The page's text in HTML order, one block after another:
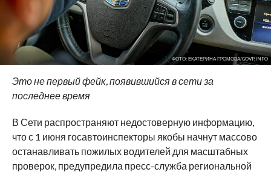
ФОТО: ЕКАТЕРИНА ГРОМОВА/GOVP.INFO
Это не первый фейк, появившийся в сети за
последнее время
В Сети распространяют недостоверную информацию,
что с 1 июня госавтоинспекторы якобы начнут массово
останавливать пожилых водителей для масштабных
проверок, предупредила пресс-служба региональной